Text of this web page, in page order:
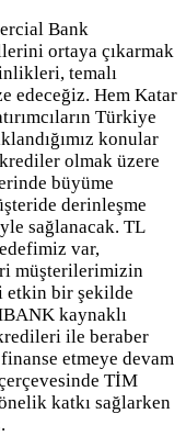
Bank
ortaya çıkarmak
temalı
edeceğiz. Hem Katar
Türkiye
konular
olmak üzere
büyüme
derinleşme
sağlanacak. TL
var,
müşterilerimizin
etkin bir şekilde
kaynaklı
ile beraber
etmeye devam
TİM
katkı sağlarken